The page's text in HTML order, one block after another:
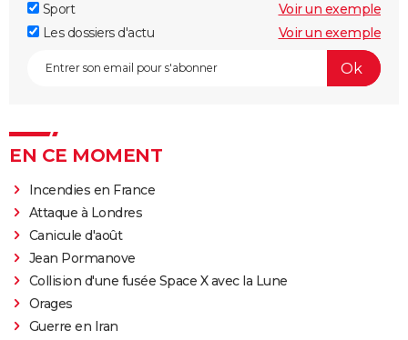
Sport
Voir un exemple
Les dossiers d'actu
Voir un exemple
EN CE MOMENT
Incendies en France
Attaque à Londres
Canicule d'août
Jean Pormanove
Collision d'une fusée Space X avec la Lune
Orages
Guerre en Iran